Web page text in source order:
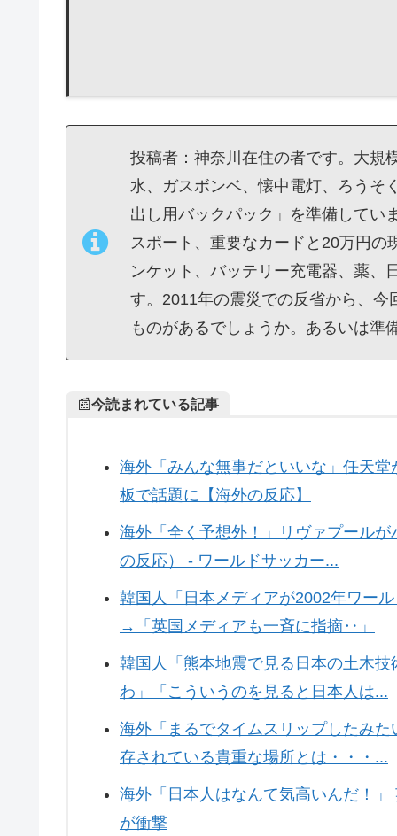
投稿者：神奈川在住の者です。大規
水、ガスボンベ、懐中電灯、ろうそ
出し用バックパック」を準備してい
スポート、重要なカードと20万円の
ンケット、バッテリー充電器、薬、
す。2011年の震災での反省から、
ものがあるでしょうか。あるいは準
📰今読まれている記事
海外「みんな無事だといいな」任天
板で話題に【海外の反応】
海外「全く予想外！」リヴァプール
の反応） - ワールドサッカー...
韓国人「日本メディアが2002年ワー
→「英国メディアも一斉に指摘‥」
韓国人「熊本地震で見る日本の土木
わ」「こういうのを見ると日本人は...
海外「まるでタイムスリップしたみ
存されている貴重な場所とは・・・...
海外「日本人はなんて気高いんだ！
が衝撃